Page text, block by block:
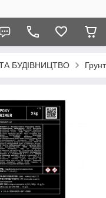
БУДІВНИЦТВО